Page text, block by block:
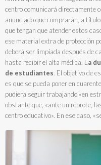
centro comunicará directamente
anunciado que comprarán, a
que tengan que atender estos
ese material extra de protección
deberá ser limpiada después de
hasta recibir el alta médica. L a
de estudiantes. El objetivo de
es que se pueda poner en
pudiera seguir trabajando «en
obstante que, «ante un rebrote,
centro educativo». En ese caso,